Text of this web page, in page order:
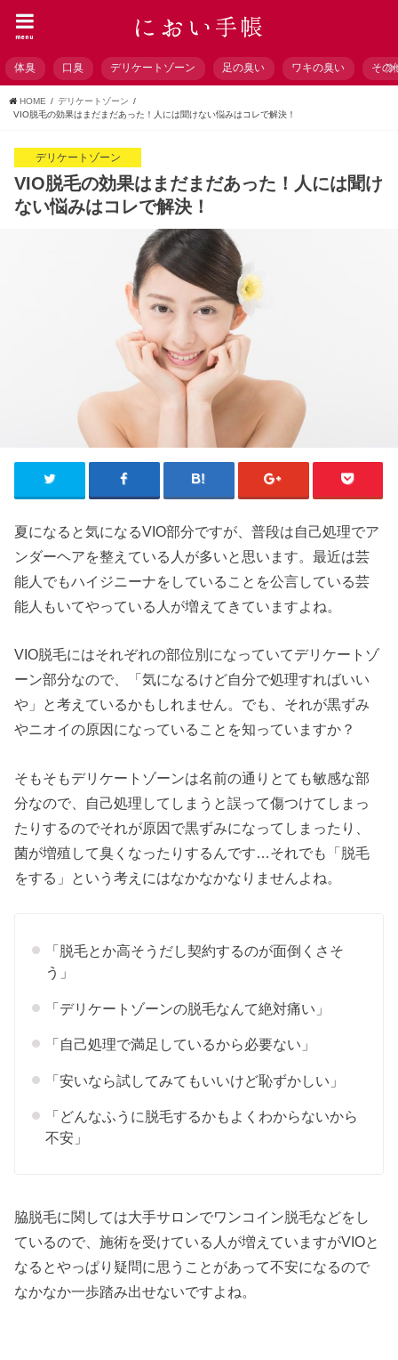
menu
体臭 口臭 デリケートゾーン 足の臭い ワキの臭い その
HOME
デリケートゾーン
VIO脱毛の効果はまだまだあった！人には聞けない悩みはコレで解決！
デリケートゾーン
VIO脱毛の効果はまだまだあった！人には聞け
ない悩みはコレで解決！
夏になると気になるVIO部分ですが、普段は自己処理でア
ンダーヘアを整えている人が多いと思います。最近は芸
能人でもハイジニーナをしていることを公言している芸
能人もいてやっている人が増えてきていますよね。
VIO脱毛にはそれぞれの部位別になっていてデリケートゾ
ーン部分なので、「気になるけど自分で処理すればいい
や」と考えているかもしれません。でも、それが黒ずみ
やニオイの原因になっていることを知っていますか？
そもそもデリケートゾーンは名前の通りとても敏感な部
分なので、自己処理してしまうと誤って傷つけてしまっ
たりするのでそれが原因で黒ずみになってしまったり、
菌が増殖して臭くなったりするんです…それでも「脱毛
をする」という考えにはなかなかなりませんよね。
「脱毛とか高そうだし契約するのが面倒くさそ
う」
「デリケートゾーンの脱毛なんて絶対痛い」
「自己処理で満足しているから必要ない」
「安いなら試してみてもいいけど恥ずかしい」
「どんなふうに脱毛するかもよくわからないから
不安」
脇脱毛に関しては大手サロンでワンコイン脱毛などをし
ているので、施術を受けている人が増えていますがVIOと
なるとやっぱり疑問に思うことがあって不安になるので
なかなか一歩踏み出せないですよね。